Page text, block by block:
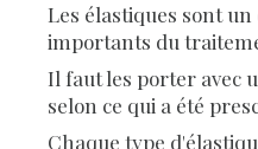
Les élastiques sont
importants du
Il faut les porter avec
selon ce qui a été
Chaque type